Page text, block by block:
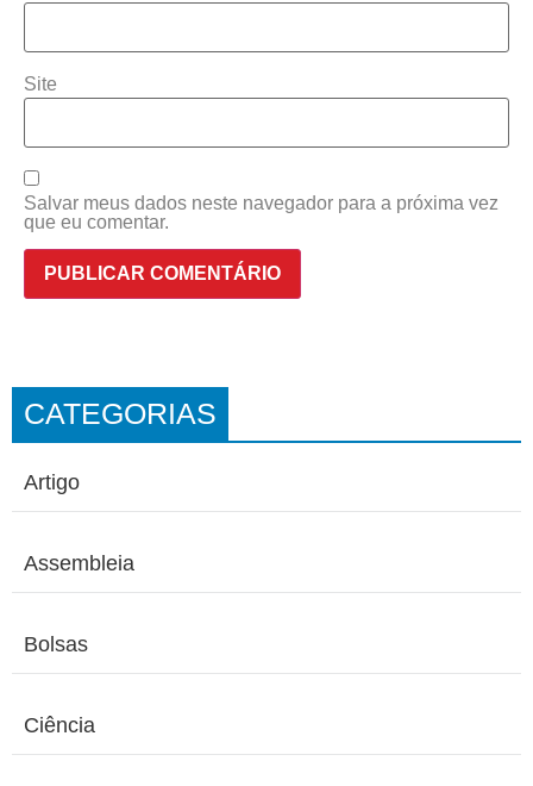
Site
Salvar meus dados neste navegador para a próxima vez
que eu comentar.
CATEGORIAS
Artigo
Assembleia
Bolsas
Ciência